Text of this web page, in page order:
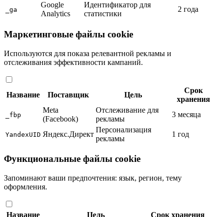
_ga
Google
Analytics
Идентификатор для
статистики
2 года
Маркетинговые файлы cookie
Используются для показа релевантной рекламы и
отслеживания эффективности кампаний.
Название Поставщик Цель
Срок
хранения
_fbp
Meta
(Facebook)
Отслеживание для
рекламы
3 месяца
YandexUID Яндекс.Директ
Персонализация
рекламы
1 год
Функциональные файлы cookie
Запоминают ваши предпочтения: язык, регион, тему
оформления.
Название Цель Срок хранения